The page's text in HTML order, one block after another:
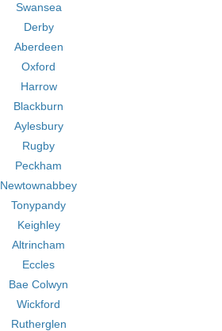
Swansea
Derby
Aberdeen
Oxford
Harrow
Blackburn
Aylesbury
Rugby
Peckham
Newtownabbey
Tonypandy
Keighley
Altrincham
Eccles
Bae Colwyn
Wickford
Rutherglen